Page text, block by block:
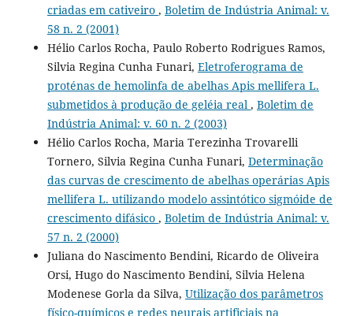
criadas em cativeiro , Boletim de Indústria Animal: v.
58 n. 2 (2001)
Hélio Carlos Rocha, Paulo Roberto Rodrigues Ramos,
Silvia Regina Cunha Funari, Eletroferograma de
proténas de hemolinfa de abelhas Apis mellifera L.
submetidos à produção de geléia real , Boletim de
Indústria Animal: v. 60 n. 2 (2003)
Hélio Carlos Rocha, Maria Terezinha Trovarelli
Tornero, Silvia Regina Cunha Funari, Determinação
das curvas de crescimento de abelhas operárias Apis
mellifera L. utilizando modelo assintótico sigmóide de
crescimento difásico , Boletim de Indústria Animal: v.
57 n. 2 (2000)
Juliana do Nascimento Bendini, Ricardo de Oliveira
Orsi, Hugo do Nascimento Bendini, Silvia Helena
Modenese Gorla da Silva, Utilização dos parâmetros
físico-químicos e redes neurais artificiais na